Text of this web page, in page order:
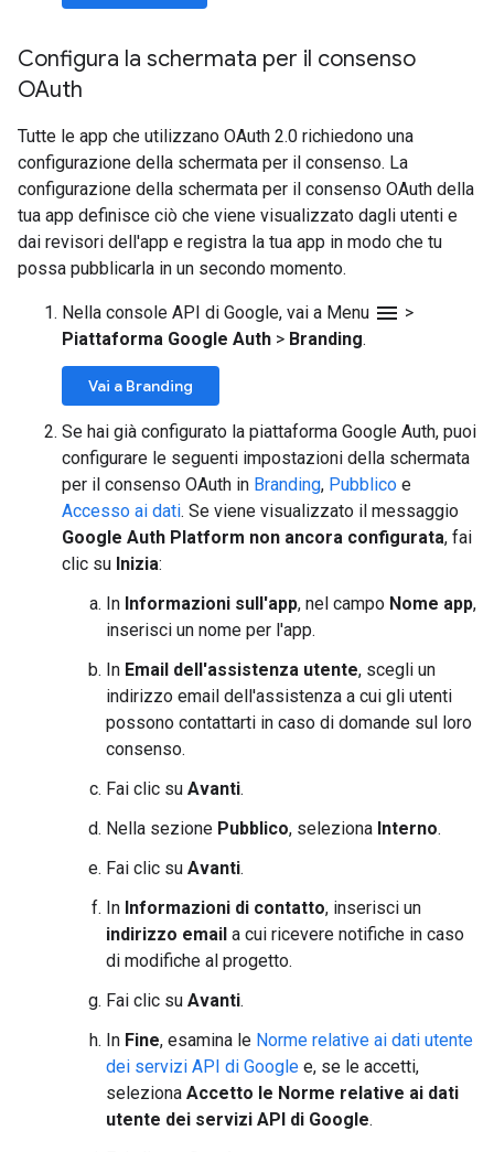
Configura la schermata per il consenso
OAuth
Tutte le app che utilizzano OAuth 2.0 richiedono una
configurazione della schermata per il consenso. La
configurazione della schermata per il consenso OAuth della
tua app definisce ciò che viene visualizzato dagli utenti e
dai revisori dell'app e registra la tua app in modo che tu
possa pubblicarla in un secondo momento.
Nella console API di Google, vai a Menu menu >
Piattaforma Google Auth > Branding.
Vai a Branding
Se hai già configurato la piattaforma Google Auth, puoi
configurare le seguenti impostazioni della schermata
per il consenso OAuth in Branding, Pubblico e
Accesso ai dati. Se viene visualizzato il messaggio
Google Auth Platform non ancora configurata, fai
clic su Inizia:
In Informazioni sull'app, nel campo Nome app,
inserisci un nome per l'app.
In Email dell'assistenza utente, scegli un
indirizzo email dell'assistenza a cui gli utenti
possono contattarti in caso di domande sul loro
consenso.
Fai clic su Avanti.
Nella sezione Pubblico, seleziona Interno.
Fai clic su Avanti.
In Informazioni di contatto, inserisci un
indirizzo email a cui ricevere notifiche in caso
di modifiche al progetto.
Fai clic su Avanti.
In Fine, esamina le Norme relative ai dati utente
dei servizi API di Google e, se le accetti,
seleziona Accetto le Norme relative ai dati
utente dei servizi API di Google.